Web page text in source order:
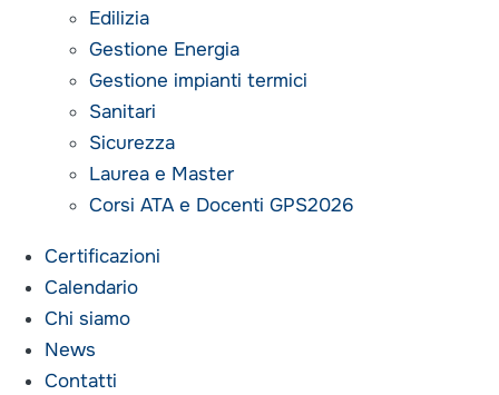
Edilizia
Gestione Energia
Gestione impianti termici
Sanitari
Sicurezza
Laurea e Master
Corsi ATA e Docenti GPS2026
Certificazioni
Calendario
Chi siamo
News
Contatti